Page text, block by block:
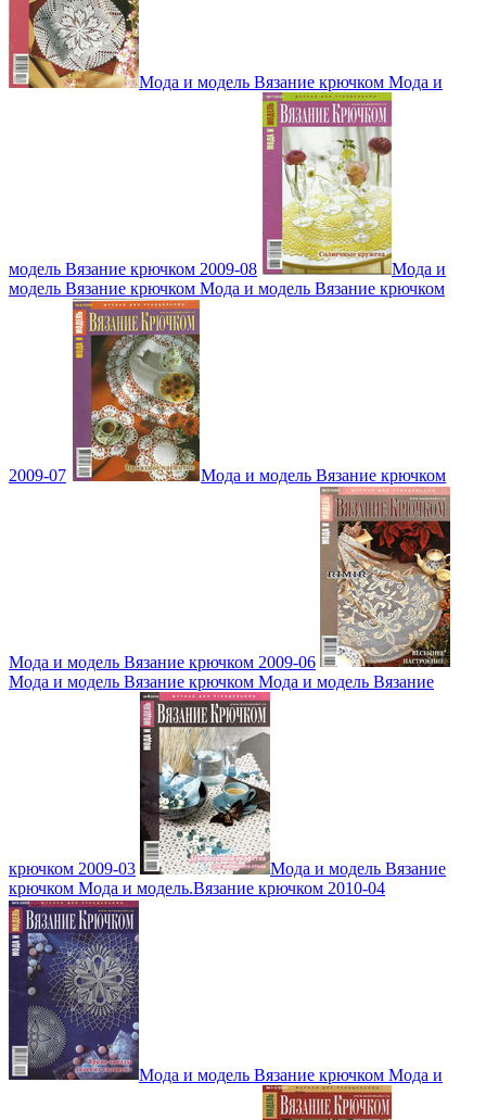
Мода и модель Вязание крючком Мода и
модель Вязание крючком 2009-08
Мода и
модель Вязание крючком Мода и модель Вязание крючком
2009-07 Мода и модель Вязание крючком
Мода и модель Вязание крючком 2009-06
Мода и модель Вязание крючком Мода и модель Вязание
крючком 2009-03
Мода и модель Вязание
крючком Мода и модель.Вязание крючком 2010-04
Мода и модель Вязание крючком Мода и